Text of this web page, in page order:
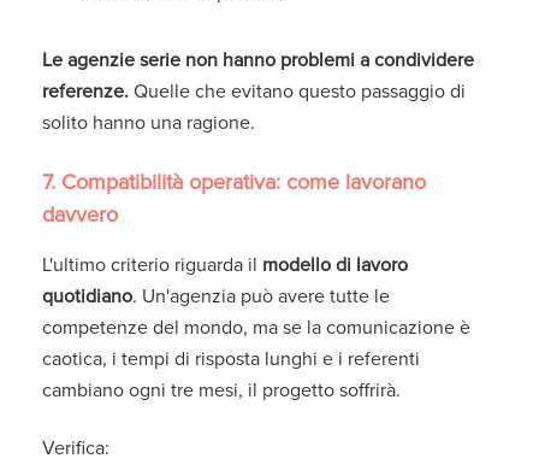
Le agenzie serie non hanno problemi a condividere
referenze. Quelle che evitano questo passaggio di
solito hanno una ragione.
7. Compatibilità operativa: come lavorano
davvero
L'ultimo criterio riguarda il modello di lavoro
quotidiano. Un'agenzia può avere tutte le
competenze del mondo, ma se la comunicazione è
caotica, i tempi di risposta lunghi e i referenti
cambiano ogni tre mesi, il progetto soffrirà.
Verifica: